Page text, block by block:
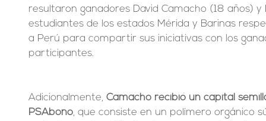
resultaron ganadores David Camacho (18 años)
estudiantes de los estados Mérida y Barinas
a Perú para compartir sus iniciativas con los
participantes.
Adicionalmente, Camacho recibió un capital
PSAbono, que consiste en un polímero orgánico